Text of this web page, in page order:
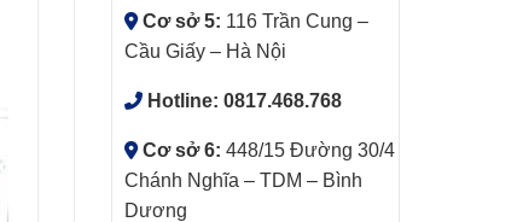
Cơ sở 5: 116 Trần Cung –
Cầu Giấy – Hà Nội
Hotline: 0817.468.768
Cơ sở 6: 448/15 Đường 30/4
Chánh Nghĩa – TDM – Bình
Dương